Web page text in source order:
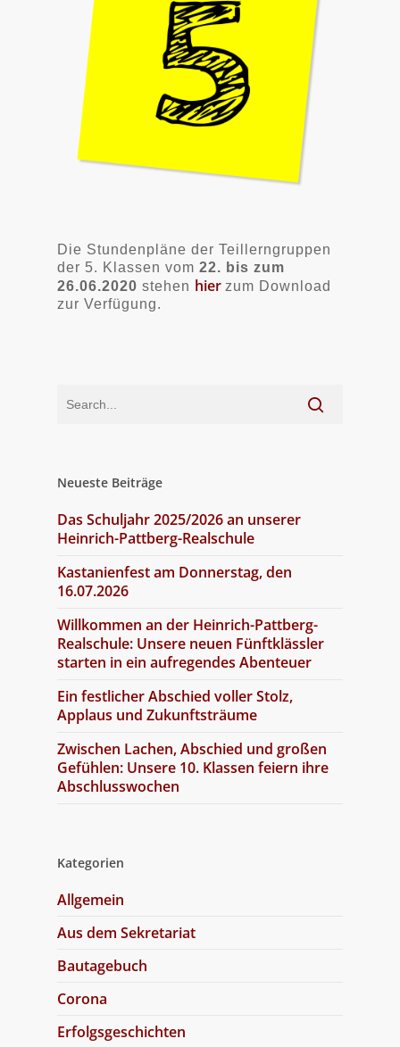
Die Stundenpläne der Teillerngruppen
der 5. Klassen vom 22. bis zum
26.06.2020 stehen hier zum Download
zur Verfügung.
Neueste Beiträge
Das Schuljahr 2025/2026 an unserer
Heinrich-Pattberg-Realschule
Kastanienfest am Donnerstag, den
16.07.2026
Willkommen an der Heinrich-Pattberg-
Realschule: Unsere neuen Fünftklässler
starten in ein aufregendes Abenteuer
Ein festlicher Abschied voller Stolz,
Applaus und Zukunftsträume
Zwischen Lachen, Abschied und großen
Gefühlen: Unsere 10. Klassen feiern ihre
Abschlusswochen
Kategorien
Allgemein
Aus dem Sekretariat
Bautagebuch
Corona
Erfolgsgeschichten